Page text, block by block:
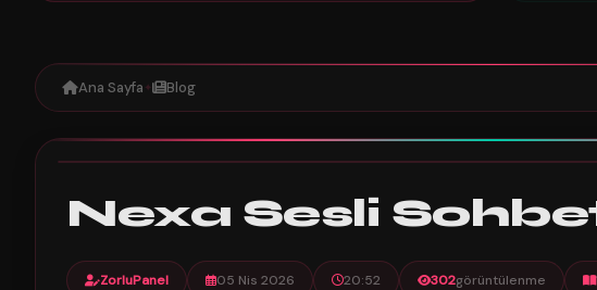
Ana Sayfa ✦ Blog
Nexa Sesli
ZorluPanel 05 Nis 2026 20:52 302görüntülenme